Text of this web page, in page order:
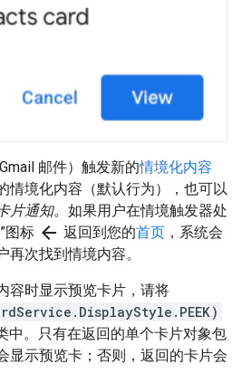
邮件）触发新的情境化内容
情境化内容（默认行为），也可以
片通知。如果用户在情境触发器处
图标 arrow_back 返回到您的首页 ，系统会
再次找到情境内容。
容时显示预览卡片，请将
中。只有在返回的单个卡片对象包
显示预览卡；否则，返回的卡片会